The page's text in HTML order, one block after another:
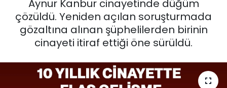
Aynur Kanbur cinayetinde düğüm
çözüldü. Yeniden açılan soruşturmada
gözaltına alınan şüphelilerden birinin
cinayeti itiraf ettiği öne sürüldü.
EĞİTİM
MAGAZİN
SAĞLIK
Son Dakika Haberleri
Haber Arşivi